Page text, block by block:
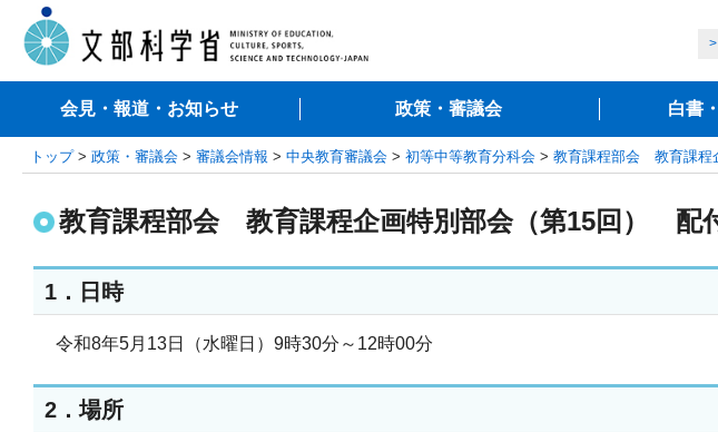
会見・報道・お知らせ 政策・審議会 白書
トップ> 政策・審議会 > 審議会情報 > 中央教育審議会 > 初等中等教育分科会 > 教育課程部会 教育課程
教育課程部会 教育課程企画特別部会（第15回） 配
1．日時
令和8年5月13日（水曜日）9時30分～12時00分
2．場所